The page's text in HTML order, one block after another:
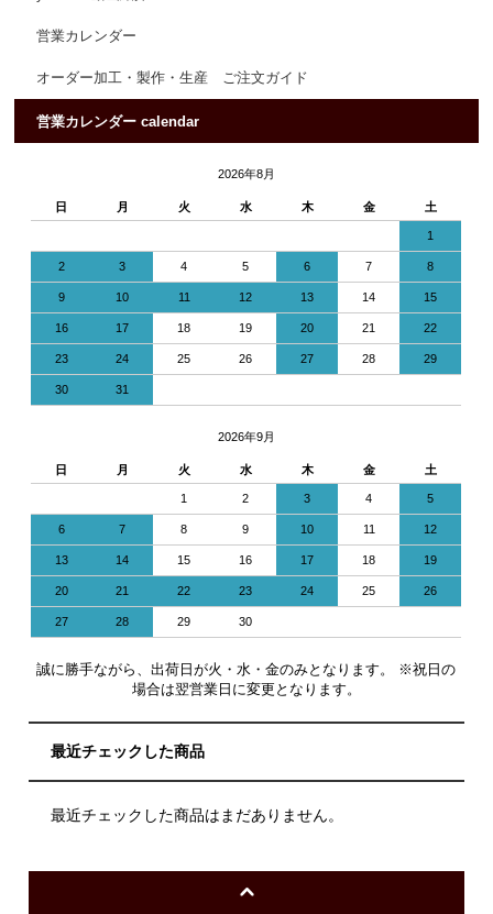
営業カレンダー
オーダー加工・製作・生産 ご注文ガイド
営業カレンダー calendar
2026年8月
日 月 火 水 木 金 土
1
2 3 4 5 6 7 8
9 10 11 12 13 14 15
16 17 18 19 20 21 22
23 24 25 26 27 28 29
30 31
2026年9月
日 月 火 水 木 金 土
1 2 3 4 5
6 7 8 9 10 11 12
13 14 15 16 17 18 19
20 21 22 23 24 25 26
27 28 29 30
誠に勝手ながら、出荷日が火・水・金のみとなります。 ※祝日の
場合は翌営業日に変更となります。
最近チェックした商品
最近チェックした商品はまだありません。